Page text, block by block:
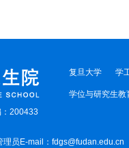
：200433
复旦大学 学
学位与研究生教
员E-mail：fdgs@fudan.edu.cn